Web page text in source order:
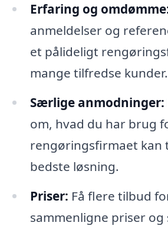
Erfaring og
anmeldelser og
et pålideligt
mange tilfredse kunder.
Særlige anmodninger:
om, hvad du har brug
rengøringsfirmaet kan
bedste løsning.
Priser: Få flere tilbud
sammenligne priser og